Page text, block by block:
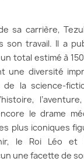
sa carrière,
son travail. Il a
total estimé à
une diversité
de la science-
le drame
plus iconiques
le Roi Léo et
une facette de